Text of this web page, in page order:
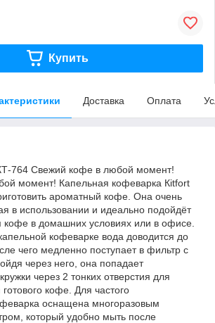
Купить
Доставка Оплата
764 Свежий кофе в любой момент!
момент! Капельная кофеварка Кіtfort
ароматный кофе. Она очень
в использовании и идеально подойдёт
кофе в домашних условиях или в офисе.
кофеварке вода доводится до
чего медленно поступает в фильтр с
через него, она попадает
через 2 тонких отверстия для
кофе. Для частого
оснащена многоразовым
который удобно мыть после